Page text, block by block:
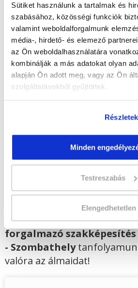
Sütiket használunk a tartalmak és
szabásához, közösségi funkciók
valamint weboldalforgalmunk
média-, hirdető- és elemező
az Ön weboldalhasználatára
kombinálják a más adatokat olyan
alapján Ön adott meg, vagy az Ön
szolgáltatásokból gyűjtöttek.
Minden
Testreszabás
Elengedhetetlen
" C " csoport
41 nap az indulásig!
Időtartam:4-5 hónap
Indulás időpontja:2026-09-16
Képzés ára: 169 000 Ft
egyösszegű befizetés esetén
hallgatónk részére ajándék
kezelése tanfolyam 49.990 Ft
Lehet még
Végezd elGyógyászati
forgalmazó
- Szombathely
valóra az álmaidat!